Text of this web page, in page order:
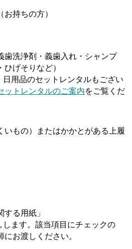
持ちの方）
歯洗浄剤・義歯入れ・シャンプ
げそりなど）
用品のセットレンタルもござい
ットレンタルのご案内をご覧くだ
いもの）またはかかとがある上履
る用紙」
ます。該当項目にチェックの
お渡しください。